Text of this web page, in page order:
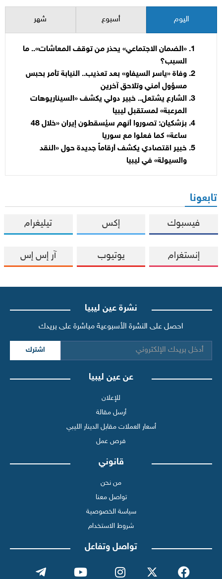
اليوم أسبوع شهر
«الضمان الاجتماعي» يحذر من توقف المعاشات».. ما
السبب؟
وفاة «ياسر السيفاو» بعد تعذيب.. النيابة تأمر بحبس
مسؤول أمني وتلاحق آخرين
الشارع يشتعل.. خبير دولي يكشف «السيناريوهات
المرعبة» لمستقبل ليبيا
بزشكيان: تصوروا أنهم سيُسقطون إيران «خلال 48
ساعة» كما فعلوا مع سوريا
خبير اقتصادي يكشف أرقاماً جديدة حول «النقد
والسيولة» في ليبيا
تابعونا
فيسبوك إكس تيليغرام
إنستغرام يوتيوب آر إس إس
نشرة عين ليبيا
احصل على النشرة الأسبوعية مباشرة على بريدك
اشترك
عن عين ليبيا
للإعلان
أرسل مقالة
أسعار العملات مقابل الدينار الليبي
فرص عمل
قانوني
من نحن
تواصل معنا
سياسة الخصوصية
شروط الاستخدام
تواصل وتفاعل